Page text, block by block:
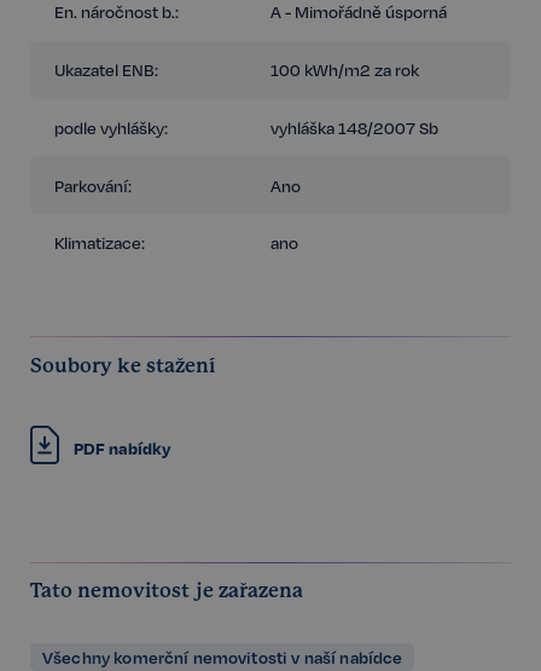
En. náročnost b.: A - Mimořádně úsporná
Ukazatel ENB: 100 kWh/m2 za rok
podle vyhlášky: vyhláška 148/2007 Sb
Parkování: Ano
Klimatizace: ano
Soubory ke stažení
PDF nabídky
Tato nemovitost je zařazena
Všechny komerční nemovitosti v naší nabídce